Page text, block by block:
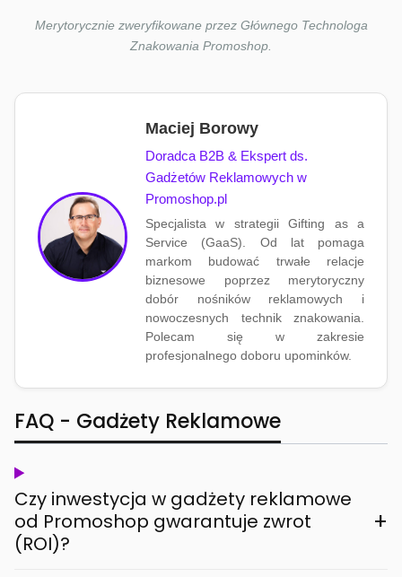
Merytorycznie zweryfikowane przez Głównego Technologa
Znakowania Promoshop.
Maciej Borowy
Doradca B2B & Ekspert ds.
Gadżetów Reklamowych w
Promoshop.pl
Specjalista w strategii Gifting as a
Service (GaaS). Od lat pomaga
markom budować trwałe relacje
biznesowe poprzez merytoryczny
dobór nośników reklamowych i
nowoczesnych technik znakowania.
Polecam się w zakresie
profesjonalnego doboru upominków.
FAQ - Gadżety Reklamowe
Czy inwestycja w gadżety reklamowe
od Promoshop gwarantuje zwrot
(ROI)?
+